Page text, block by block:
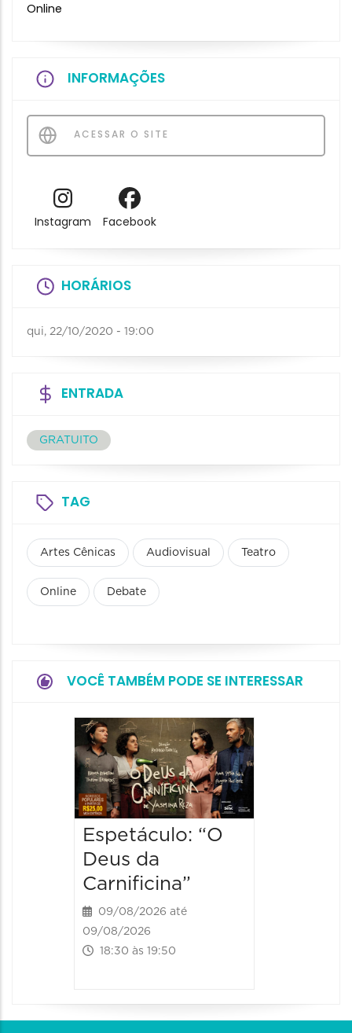
Online
INFORMAÇÕES
ACESSAR O SITE
Instagram Facebook
HORÁRIOS
qui, 22/10/2020 - 19:00
ENTRADA
GRATUITO
TAG
Artes Cênicas Audiovisual Teatro
Online Debate
VOCÊ TAMBÉM PODE SE INTERESSAR
Espetáculo: “O
Deus da
Carnificina”
09/08/2026 até
09/08/2026
18:30 às 19:50